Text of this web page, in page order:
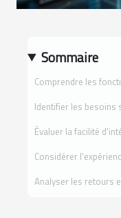
Sommaire
Comprendre les
Identifier les besoins
Évaluer la facilité
Considérer
Analyser les retours